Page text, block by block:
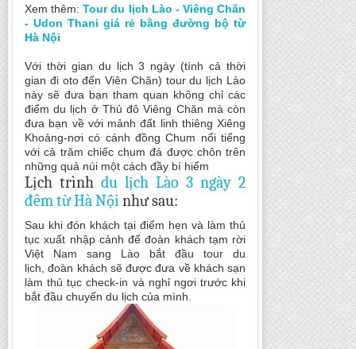
Xem thêm:Tour du lịch Lào - Viêng Chăn
- Udon Thani giá rẻ bằng đường bộ từ
Hà Nội
Với thời gian du lịch 3 ngày (tính cả thời
gian đi oto đến Viên Chăn) tour du lịch Lào
này sẽ đưa bạn tham quan không chỉ các
điểm du lịch ở Thủ đô Viêng Chăn mà còn
đưa bạn về với mảnh đất linh thiêng Xiêng
Khoảng-nơi có cánh đồng Chum nổi tiếng
với cả trăm chiếc chum đá được chôn trên
những quả núi một cách đầy bí hiểm
Lịch trình du lịch Lào 3 ngày 2
đêm từ Hà Nội như sau:
Sau khi đón khách tại điểm hẹn và làm thủ
tục xuất nhập cảnh để đoàn khách tạm rời
Việt Nam sang Lào bắt đầu tour du
lịch, đoàn khách sẽ được đưa về khách sạn
làm thủ tục check-in và nghỉ ngơi trước khi
bắt đầu chuyến du lịch của mình.